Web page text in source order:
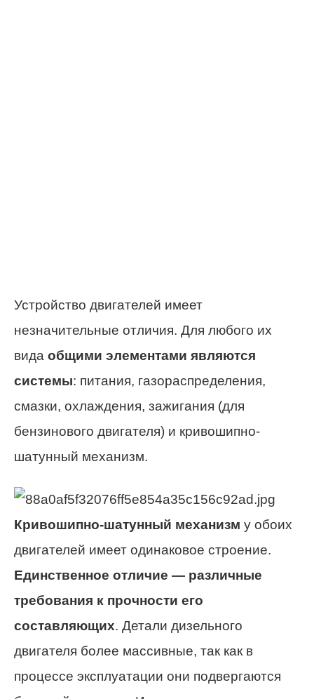
Устройство двигателей имеет
незначительные отличия. Для любого их
вида общими элементами являются
системы: питания, газораспределения,
смазки, охлаждения, зажигания (для
бензинового двигателя) и кривошипно-
шатунный механизм.
Кривошипно-шатунный механизм у обоих
двигателей имеет одинаковое строение.
Единственное отличие — различные
требования к прочности его
составляющих. Детали дизельного
двигателя более массивные, так как в
процессе эксплуатации они подвергаются